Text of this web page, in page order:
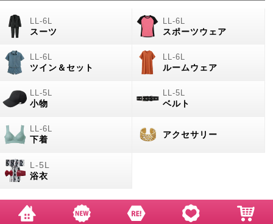
スーツ スポーツウェア
ツイン＆セット ルームウェア
小物 ベルト
下着
アクセサリー
浴衣